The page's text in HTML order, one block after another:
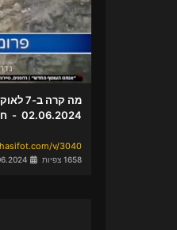
02.06.2024 - חדשות וירוס TV
v/3040
1658 צפיות